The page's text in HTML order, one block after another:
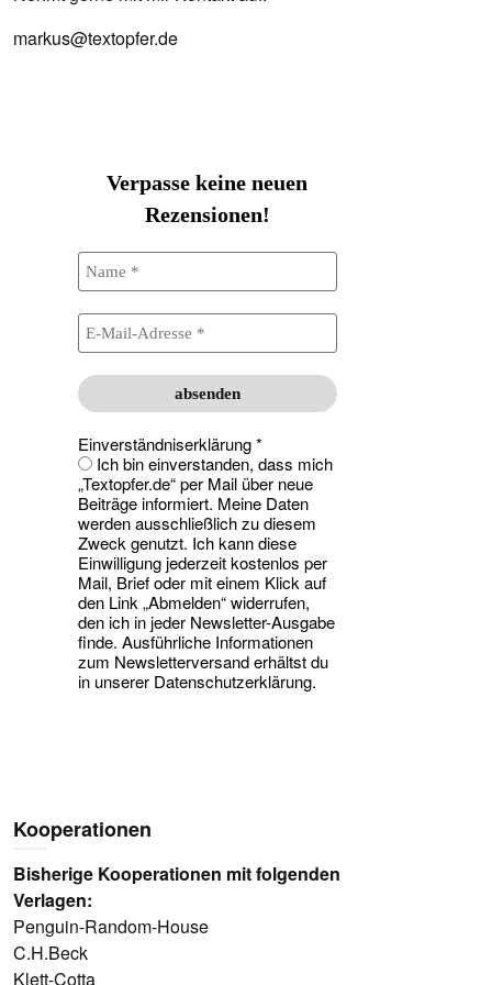
markus@textopfer.de
Verpasse keine neuen
Rezensionen!
Einverständniserklärung*
Ich bin einverstanden, dass mich
„Textopfer.de“ per Mail über neue
Beiträge informiert. Meine Daten
werden ausschließlich zu diesem
Zweck genutzt. Ich kann diese
Einwilligung jederzeit kostenlos per
Mail, Brief oder mit einem Klick auf
den Link „Abmelden“ widerrufen,
den ich in jeder Newsletter-Ausgabe
finde. Ausführliche Informationen
zum Newsletterversand erhältst du
in unserer Datenschutzerklärung.
Kooperationen
Bisherige Kooperationen mit folgenden
Verlagen:
Penguin-Random-House
C.H.Beck
Klett-Cotta